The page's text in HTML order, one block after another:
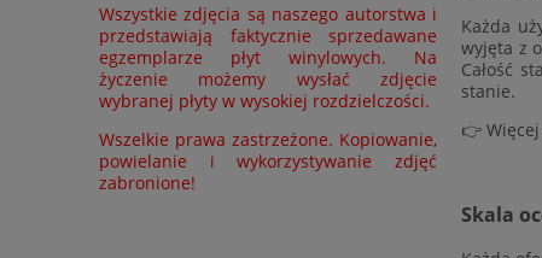
Wszystkie zdjęcia są naszego autorstwa i
przedstawiają faktycznie sprzedawane
egzemplarze płyt winylowych. Na
życzenie możemy wysłać zdjęcie
wybranej płyty w wysokiej rozdzielczości.
Wszelkie prawa zastrzeżone. Kopiowanie,
powielanie i wykorzystywanie zdjęć
zabronione!
Każda
wyjęta z
Całość
stanie.
👉
Skala